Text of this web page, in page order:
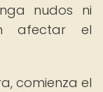
nudos ni
afectar el
comienza el